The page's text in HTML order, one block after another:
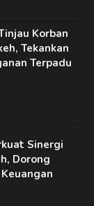
Korban
Tekankan
Terpadu
Sinergi
Dorong